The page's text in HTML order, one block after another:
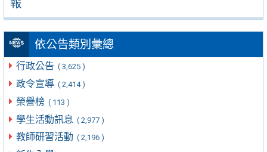
報
依公告類別彙總
行政公告 ( 3,625 )
政令宣導 ( 2,414 )
榮譽榜 ( 113 )
學生活動訊息 ( 2,977 )
教師研習活動 ( 2,196 )